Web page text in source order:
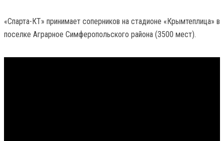
«Спарта-КТ» принимает соперников на стадионе «Крымтеплица» в
поселке Аграрное Симферопольского района (3500 мест).